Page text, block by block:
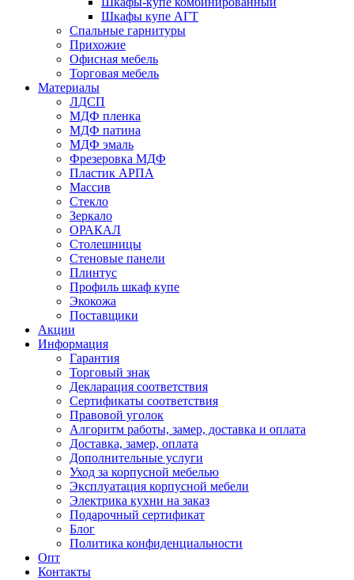
Шкафы купе АГТ
Спальные гарнитуры
Прихожие
Офисная мебель
Торговая мебель
Материалы
ЛДСП
МДФ пленка
МДФ патина
МДФ эмаль
Фрезеровка МДФ
Пластик АРПА
Массив
Стекло
Зеркало
ОРАКАЛ
Столешницы
Стеновые панели
Плинтус
Профиль шкаф купе
Экокожа
Поставщики
Акции
Информация
Гарантия
Торговый знак
Декларация соответствия
Сертификаты соответствия
Правовой уголок
Алгоритм работы, замер, доставка и оплата
Доставка, замер, оплата
Дополнительные услуги
Уход за корпусной мебелью
Эксплуатация корпусной мебели
Электрика кухни на заказ
Подарочный сертификат
Блог
Политика конфиденциальности
Опт
Контакты